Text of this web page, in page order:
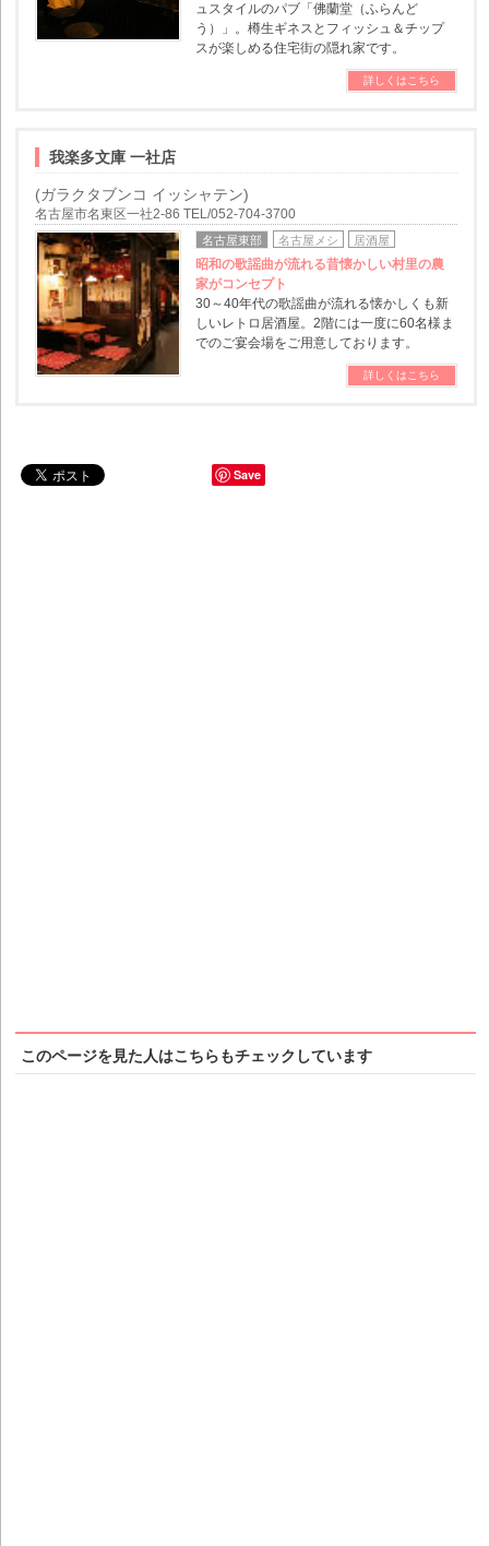
ュスタイルのパブ「佛蘭堂（ふらんど
う）」。樽生ギネスとフィッシュ＆チップ
スが楽しめる住宅街の隠れ家です。
詳しくはこちら
我楽多文庫 一社店
(ガラクタブンコ イッシャテン)
名古屋市名東区一社2-86 TEL/052-704-3700
名古屋東部 名古屋メシ 居酒屋
昭和の歌謡曲が流れる昔懐かしい村里の農
家がコンセプト
30～40年代の歌謡曲が流れる懐かしくも新
しいレトロ居酒屋。2階には一度に60名様ま
でのご宴会場をご用意しております。
詳しくはこちら
Save
このページを見た人はこちらもチェックしています